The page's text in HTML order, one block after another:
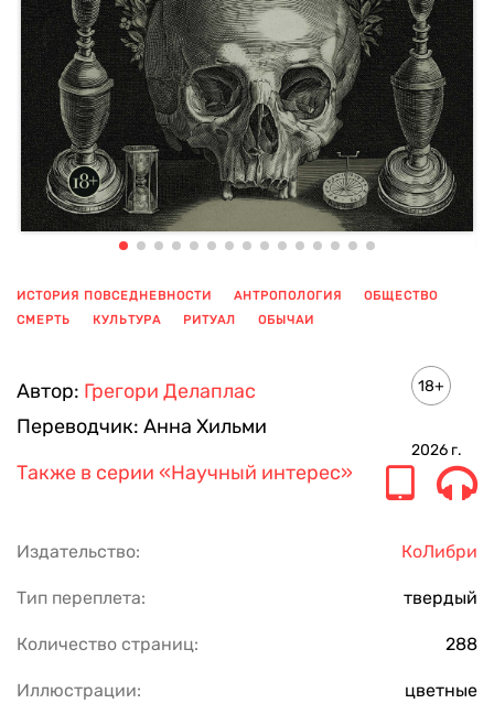
ИСТОРИЯ ПОВСЕДНЕВНОСТИ АНТРОПОЛОГИЯ
ОБЩЕСТВО
СМЕРТЬ
КУЛЬТУРА РИТУАЛ ОБЫЧАИ
Автор: Грегори Делаплас
Переводчик: Анна Хильми
18+
2026 г.
Также в серии «Научный интерес»
Издательство: КоЛибри
Тип переплета: твердый
Количество страниц: 288
Иллюстрации: цветные